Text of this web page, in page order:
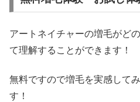
アートネイチャーの増毛がど
て理解することができます！
無料ですので増毛を実感して
す！